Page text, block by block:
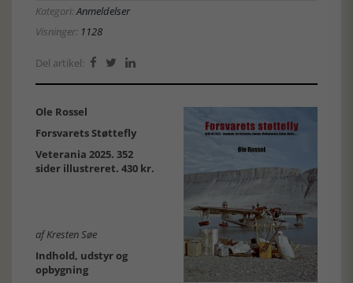
Kategori:Anmeldelser
Visninger: 1128
Del artikel:   
Ole Rossel
Forsvarets Støttefly
Veterania 2025. 352
sider illustreret. 430 kr.
af Kresten Søe
Indhold, udstyr og
opbygning